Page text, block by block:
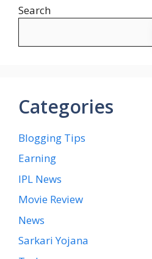
Search
Categories
Blogging Tips
Earning
IPL News
Movie Review
News
Sarkari Yojana